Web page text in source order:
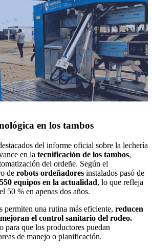
en los tambos
del informe oficial sobre la lechería
en la tecnificación de los tambos,
del ordeñe. Según el
de robots ordeñadores instalados pasó de
550 equipos en la actualidad, lo que refleja
50 % en apenas dos años.
permiten una rutina más eficiente, reducen
el control sanitario del rodeo.
para que los productores puedan
de manejo o planificación.